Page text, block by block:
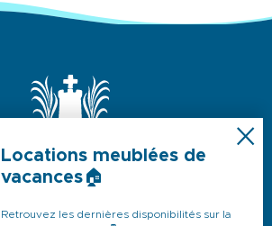
Locations meublées de
vacances🏠
Retrouvez les dernières disponibilités sur la